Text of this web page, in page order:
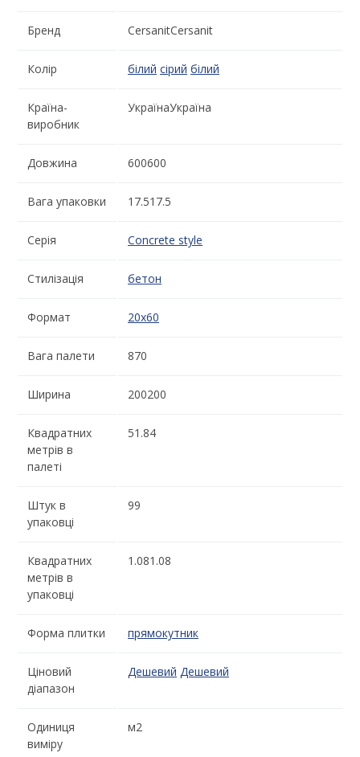
Бренд CersanitCersanit
Колір білий сірий білий
Країна-
виробник
УкраїнаУкраїна
Довжина 600600
Вага упаковки 17.517.5
Серія Concrete style
Стилізація бетон
Формат 20x60
Вага палети 870
Ширина 200200
Квадратних
метрів в
палеті
51.84
Штук в
упаковці
99
Квадратних
метрів в
упаковці
1.081.08
Форма плитки прямокутник
Ціновий
діапазон
Дешевий Дешевий
Одиниця
виміру
м2